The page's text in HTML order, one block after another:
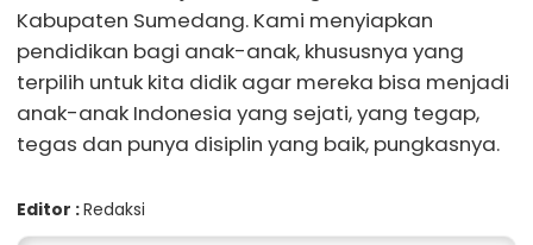
Kabupaten Sumedang. Kami menyiapkan
pendidikan bagi anak-anak, khususnya yang
terpilih untuk kita didik agar mereka bisa menjadi
anak-anak Indonesia yang sejati, yang tegap,
tegas dan punya disiplin yang baik, pungkasnya.
Editor :Redaksi